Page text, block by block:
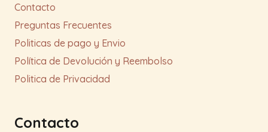
Contacto
Preguntas Frecuentes
Politicas de pago y Envio
Política de Devolución y Reembolso
Politica de Privacidad
Contacto